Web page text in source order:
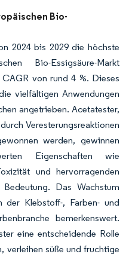
Bio-
2024 bis 2029 die höchste
Bio-Essigsäure-Markt
von rund 4 %. Dieses
vielfältigen Anwendungen
angetrieben. Acetatester,
Veresterungsreaktionen
werden, gewinnen
Eigenschaften wie
und hervorragenden
Das Wachstum
Klebstoff-, Farben- und
bemerkenswert.
eine entscheidende Rolle
verleihen süße und fruchtige